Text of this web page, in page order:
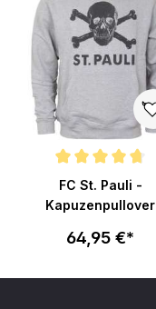
Durchschnittliche
FC St. Pauli -
Kapuzenpullover
64,95 €*